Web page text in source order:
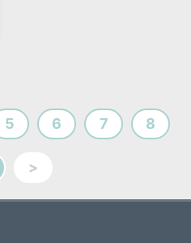
5 6 7 8
>